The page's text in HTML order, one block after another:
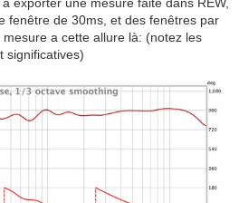
fenêtre de 30ms, et des fenêtres par
a cette allure là: (notez les
significatives)